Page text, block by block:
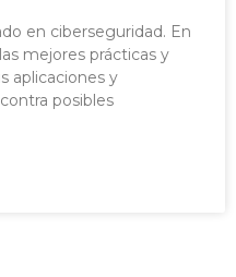
en ciberseguridad. En
mejores prácticas y
aplicaciones y
posibles